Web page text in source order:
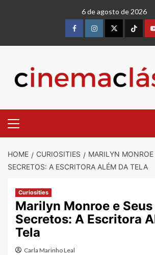
6 de agosto de 2026
HOME CURIOSITIES
MARILYN
SECRETOS: A ESCRITORA ALÉM DA TELA
Curiosities
Marilyn Monroe e
Secretos: A Escritora
Tela
Carla Marinho Leal